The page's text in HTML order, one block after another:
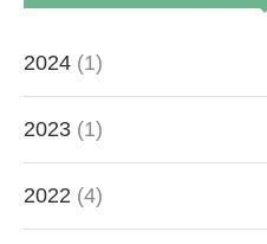
2024 (1)
2023 (1)
2022 (4)